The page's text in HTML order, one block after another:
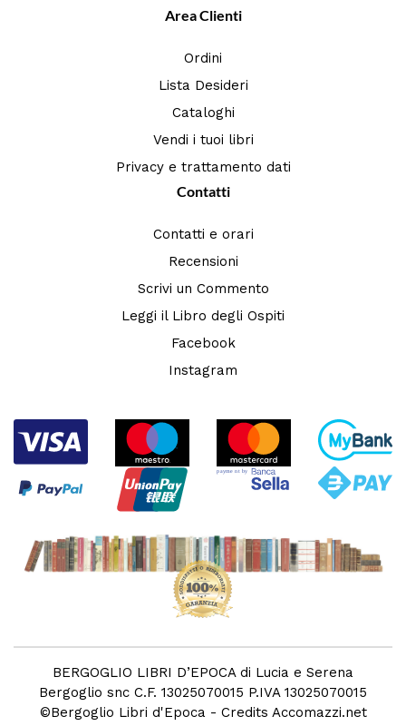
Area Clienti
Ordini
Lista Desideri
Cataloghi
Vendi i tuoi libri
Privacy e trattamento dati
Contatti
Contatti e orari
Recensioni
Scrivi un Commento
Leggi il Libro degli Ospiti
Facebook
Instagram
BERGOGLIO LIBRI D’EPOCA di Lucia e Serena
Bergoglio snc C.F. 13025070015 P.IVA 13025070015
©Bergoglio Libri d'Epoca - Credits Accomazzi.net